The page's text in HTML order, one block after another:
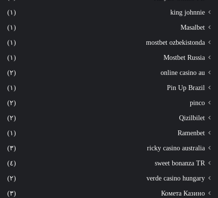
king johnnie (١)
Masalbet (١)
mostbet ozbekistonda (١)
Mostbet Russia (١)
online casino au (٢)
Pin Up Brazil (١)
pinco (٢)
Qizilbilet (٢)
Ramenbet (١)
ricky casino australia (٣)
sweet bonanza TR (٤)
verde casino hungary (٢)
Комета Казино (٣)